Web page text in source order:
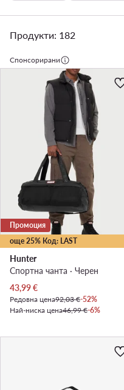
Продукти: 182
Спонсорирани
още 25% Код: LAST
Промоция
Hunter
Спортна чанта · Черен
Актуална цена
43,99€
Редовна цена92,03 €-52%
Най-ниска цена46,99 €-6%